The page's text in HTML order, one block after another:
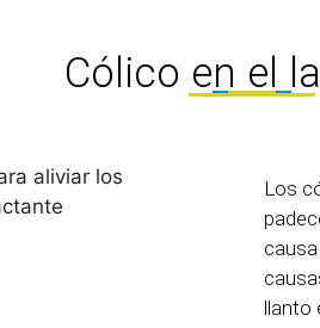
Cólico en el
Los
llanto